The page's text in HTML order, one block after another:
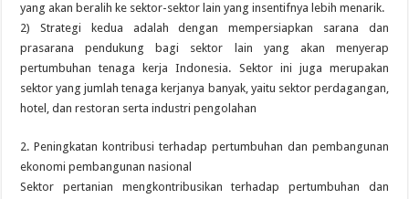
yang akan beralih ke sektor-sektor lain yang insentifnya lebih menarik.
2) Strategi kedua adalah dengan mempersiapkan sarana dan
prasarana pendukung bagi sektor lain yang akan menyerap
pertumbuhan tenaga kerja Indonesia. Sektor ini juga merupakan
sektor yang jumlah tenaga kerjanya banyak, yaitu sektor perdagangan,
hotel, dan restoran serta industri pengolahan
2. Peningkatan kontribusi terhadap pertumbuhan dan pembangunan
ekonomi pembangunan nasional
Sektor pertanian mengkontribusikan terhadap pertumbuhan dan